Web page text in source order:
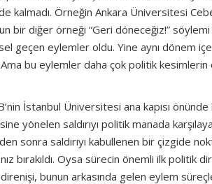
Örneğin Ankara Üniversitesi
bir diğer örneği “Geri döneceğiz!”
geçen eylemler oldu. Yine aynı dönem
bu eylemler daha çok politik
İstanbul Üniversitesi ana kapısı önünde
yönelen saldırıyı politik manada
saldırıyı kabullenen bir çizgide
bırakıldı. Oysa sürecin önemli ilk politik
bunun arkasında gelen eylem